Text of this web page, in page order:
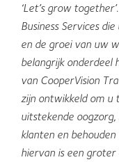
‘Let’s grow
Business Services
en de groei van uw
belangrijk
van CooperVision
zijn ontwikkeld om u
uitstekende
klanten en
hiervan is een